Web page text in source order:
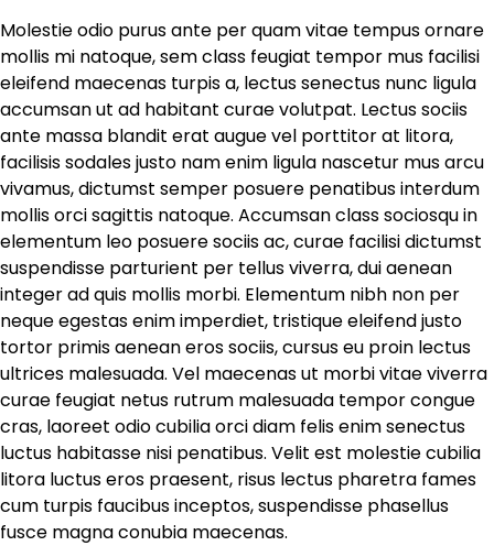
Molestie odio purus ante per quam vitae tempus ornare
mollis mi natoque, sem class feugiat tempor mus facilisi
eleifend maecenas turpis a, lectus senectus nunc ligula
accumsan ut ad habitant curae volutpat. Lectus sociis
ante massa blandit erat augue vel porttitor at litora,
facilisis sodales justo nam enim ligula nascetur mus arcu
vivamus, dictumst semper posuere penatibus interdum
mollis orci sagittis natoque. Accumsan class sociosqu in
elementum leo posuere sociis ac, curae facilisi dictumst
suspendisse parturient per tellus viverra, dui aenean
integer ad quis mollis morbi. Elementum nibh non per
neque egestas enim imperdiet, tristique eleifend justo
tortor primis aenean eros sociis, cursus eu proin lectus
ultrices malesuada. Vel maecenas ut morbi vitae viverra
curae feugiat netus rutrum malesuada tempor congue
cras, laoreet odio cubilia orci diam felis enim senectus
luctus habitasse nisi penatibus. Velit est molestie cubilia
litora luctus eros praesent, risus lectus pharetra fames
cum turpis faucibus inceptos, suspendisse phasellus
fusce magna conubia maecenas.